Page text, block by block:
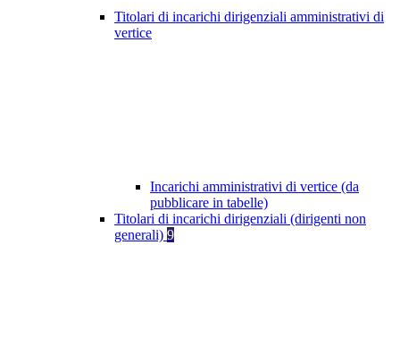
Titolari di incarichi dirigenziali amministrativi di
vertice
Incarichi amministrativi di vertice (da
pubblicare in tabelle)
Titolari di incarichi dirigenziali (dirigenti non
generali) 9